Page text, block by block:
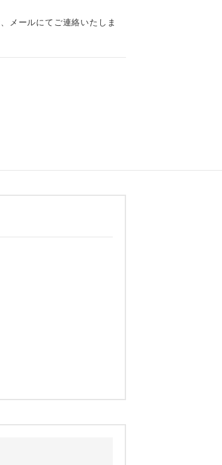
メールにてご連絡いたしま